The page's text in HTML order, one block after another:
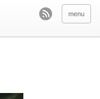
menu